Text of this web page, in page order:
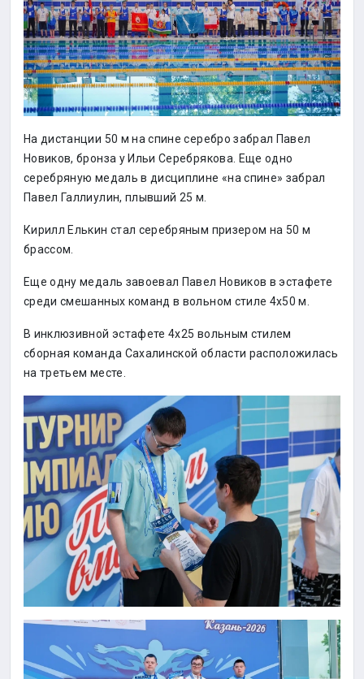
На дистанции 50 м на спине серебро забрал Павел
Новиков, бронза у Ильи Серебрякова. Еще одно
серебряную медаль в дисциплине «на спине» забрал
Павел Галлиулин, плывший 25 м.
Кирилл Елькин стал серебряным призером на 50 м
брассом.
Еще одну медаль завоевал Павел Новиков в эстафете
среди смешанных команд в вольном стиле 4х50 м.
В инклюзивной эстафете 4х25 вольным стилем
сборная команда Сахалинской области расположилась
на третьем месте.